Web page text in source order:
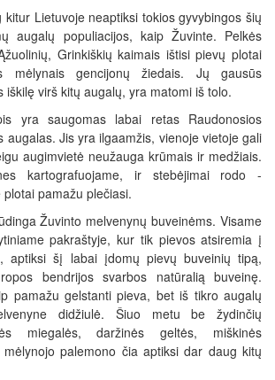
kitur Lietuvoje neaptiksi tokios gyvybingos šių
augalų populiacijos, kaip Žuvinte. Pelkės
Grinkiškių kaimais ištisi pievų plotai
mėlynais gencijonų žiedais. Jų gausūs
iškilę virš kitų augalų, yra matomi iš tolo.
yra saugomas labai retas Raudonosios
augalas. Jis yra ilgaamžis, vienoje vietoje gali
augimvietė neužauga krūmais ir medžiais.
kartografuojame, ir stebėjimai rodo -
pamažu plečiasi.
Žuvinto melvenynų buveinėms. Visame
pakraštyje, kur tik pievos atsiremia į
aptiksi šį labai įdomų pievų buveinių tipą,
bendrijos svarbos natūralią buveinę.
pamažu gelstanti pieva, bet iš tikro augalų
didžiulė. Šiuo metu be žydinčių
miegalės, daržinės geltės, miškinės
palemono čia aptiksi dar daug kitų